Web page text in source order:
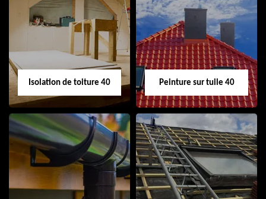
Urgence fuite de
toiture 40
Nettoyage
demoussage
toiture 40
Isolation de toiture 40
Isolation de toiture
40
Peinture sur tuile 40
Peinture sur tuile
40